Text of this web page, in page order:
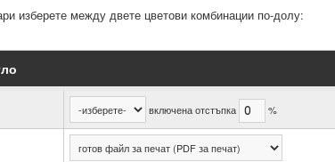
изберете между двете цветови комбинации по-долу:
включена отстъпка %